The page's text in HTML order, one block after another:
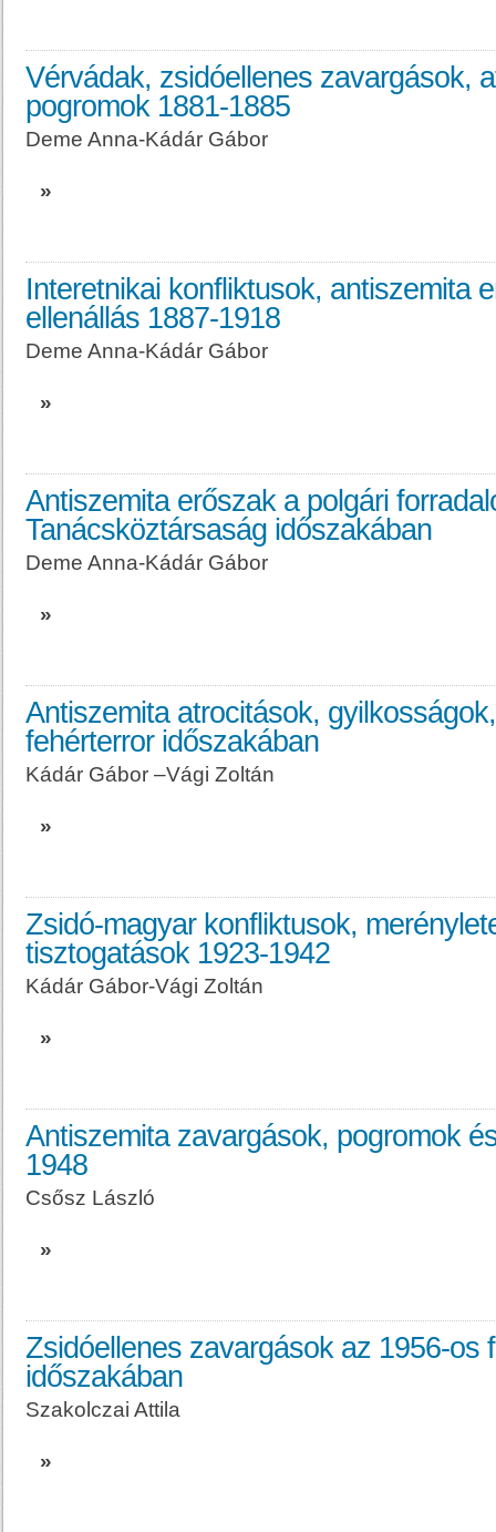
Vérvádak, zsidóellenes zavargások,
pogromok 1881-1885
Deme Anna-Kádár Gábor
»
Interetnikai konfliktusok, antiszemita
ellenállás 1887-1918
Deme Anna-Kádár Gábor
»
Antiszemita erőszak a polgári
Tanácsköztársaság időszakában
Deme Anna-Kádár Gábor
»
Antiszemita atrocitások,
fehérterror időszakában
Kádár Gábor –Vági Zoltán
»
Zsidó-magyar konfliktusok,
tisztogatások 1923-1942
Kádár Gábor-Vági Zoltán
»
Antiszemita zavargások, pogromok
1948
Csősz László
»
Zsidóellenes zavargások az 1956-os
időszakában
Szakolczai Attila
»